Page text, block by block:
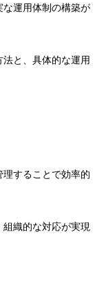
な運用体制の構築が
と、具体的な運用
することで効率的
織的な対応が実現